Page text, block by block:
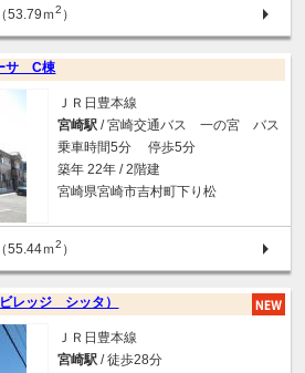
53.79ｍ2 ）
サ C棟
ＪＲ日豊本線
宮崎駅 / 宮崎交通バス 一の宮 バス
乗車時間5分 停歩5分
築年 22年 / 2階建
宮崎県宮崎市吉村町下り松
55.44ｍ2 ）
レッジ シッタ）
ＪＲ日豊本線
宮崎駅 / 徒歩28分